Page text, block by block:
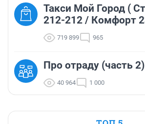
Такси Мой Город (
212-212 / Комфорт
719 899 965
Про отраду (часть 2)
40 964 1 000